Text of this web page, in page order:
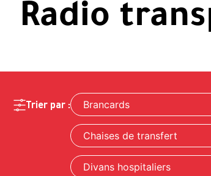
Radio
Trier par : Brancards
Chaises de transfert
Divans hospitaliers